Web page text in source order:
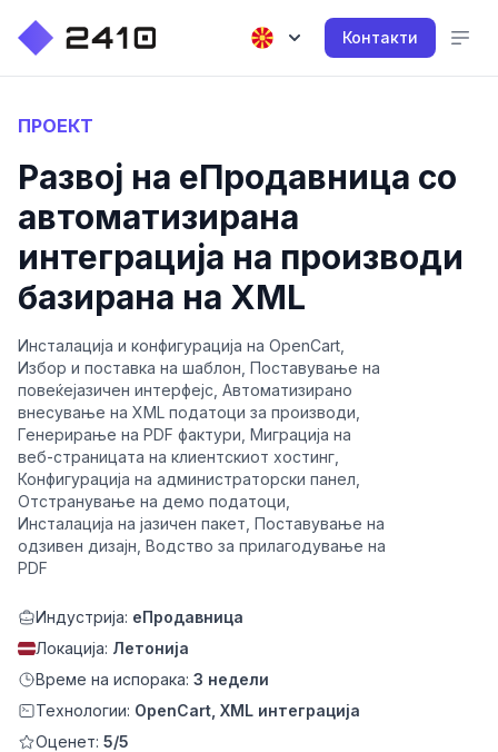
Контакти
ПРОЕКТ
Развој на еПродавница со
автоматизирана
интеграција на производи
базирана на XML
Инсталација и конфигурација на OpenCart,
Избор и поставка на шаблон, Поставување на
повеќејазичен интерфејс, Автоматизирано
внесување на XML податоци за производи,
Генерирање на PDF фактури, Миграција на
веб-страницата на клиентскиот хостинг,
Конфигурација на администраторски панел,
Отстранување на демо податоци,
Инсталација на јазичен пакет, Поставување на
одзивен дизајн, Водство за прилагодување на
PDF
Индустрија: еПродавница
Локација: Летонија
Време на испорака: 3 недели
Технологии: OpenCart, XML интеграција
Оценет: 5/5